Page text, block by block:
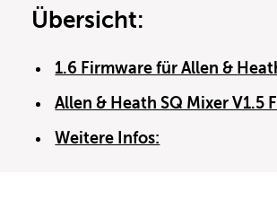
Übersicht:
1.6 Firmware für Allen &
Allen & Heath SQ Mixer V1.5
Weitere Infos: